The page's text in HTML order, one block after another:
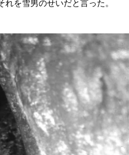
を雪男のせいだと言った。